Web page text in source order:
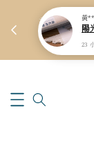
🏆
新會員9折